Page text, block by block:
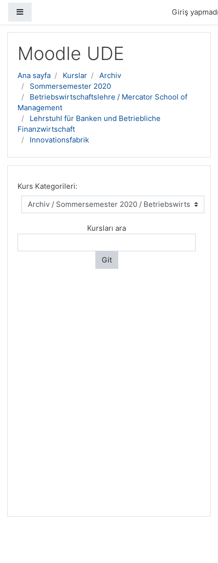
Giriş
Moodle UDE
Ana sayfa Kurslar
Archiv
Sommersemester 2020
Betriebswirtschaftslehre / Mercator School of
Management
Lehrstuhl für Banken und Betriebliche
Finanzwirtschaft
Innovationsfabrik
Kurs Kategorileri:
Kursları ara
Git